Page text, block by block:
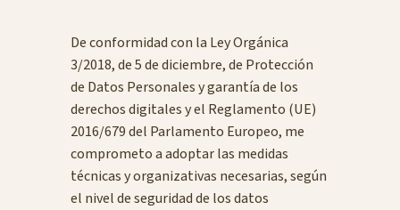
De conformidad con la Ley Orgánica
3/2018, de 5 de diciembre, de Protección
de Datos Personales y garantía de los
derechos digitales y el Reglamento (UE)
2016/679 del Parlamento Europeo, me
comprometo a adoptar las medidas
técnicas y organizativas necesarias, según
el nivel de seguridad de los datos